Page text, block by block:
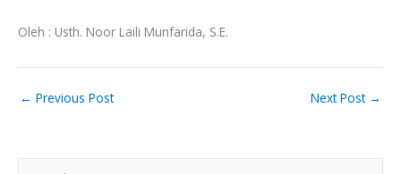
Oleh : Usth. Noor Laili Munfarida, S.E.
← Previous Post Next Post →